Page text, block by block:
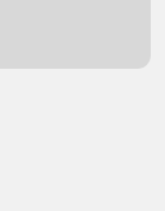
em
Faça